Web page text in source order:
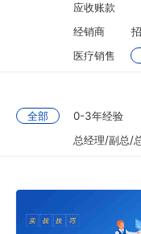
应收账款
经销商
医疗销售
全部 0-3年经验
总经理/副总/